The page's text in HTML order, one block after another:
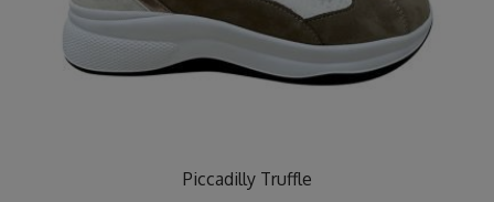
Piccadilly Truffle